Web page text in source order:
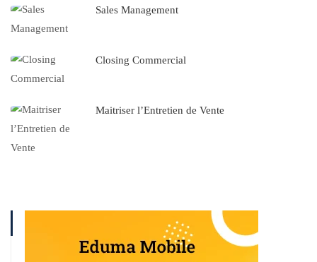
Sales Management
Closing Commercial
Maitriser l’Entretien de Vente